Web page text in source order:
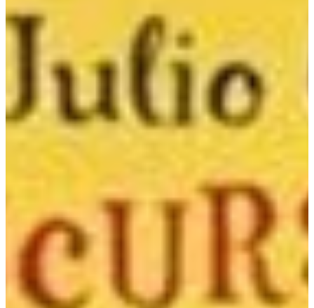
Como ler?
Na escola
Conteúdos
Colecionáveis